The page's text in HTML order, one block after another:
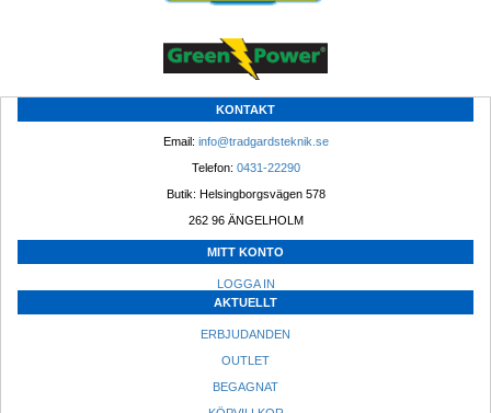
KONTAKT
Email: info@tradgardsteknik.se
Telefon: 0431-22290
Butik: Helsingborgsvägen 578
262 96 ÄNGELHOLM
MITT KONTO
LOGGA IN
AKTUELLT
ERBJUDANDEN
OUTLET
BEGAGNAT